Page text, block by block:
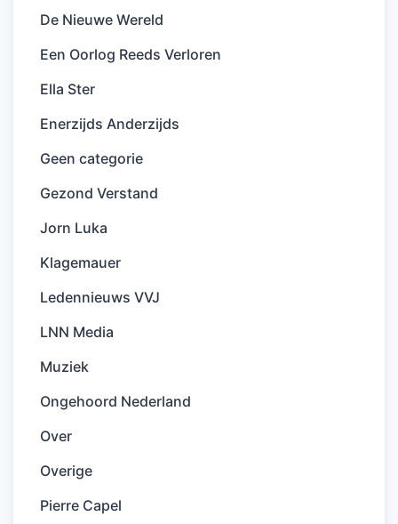
De Nieuwe Wereld
Een Oorlog Reeds Verloren
Ella Ster
Enerzijds Anderzijds
Geen categorie
Gezond Verstand
Jorn Luka
Klagemauer
Ledennieuws VVJ
LNN Media
Muziek
Ongehoord Nederland
Over
Overige
Pierre Capel